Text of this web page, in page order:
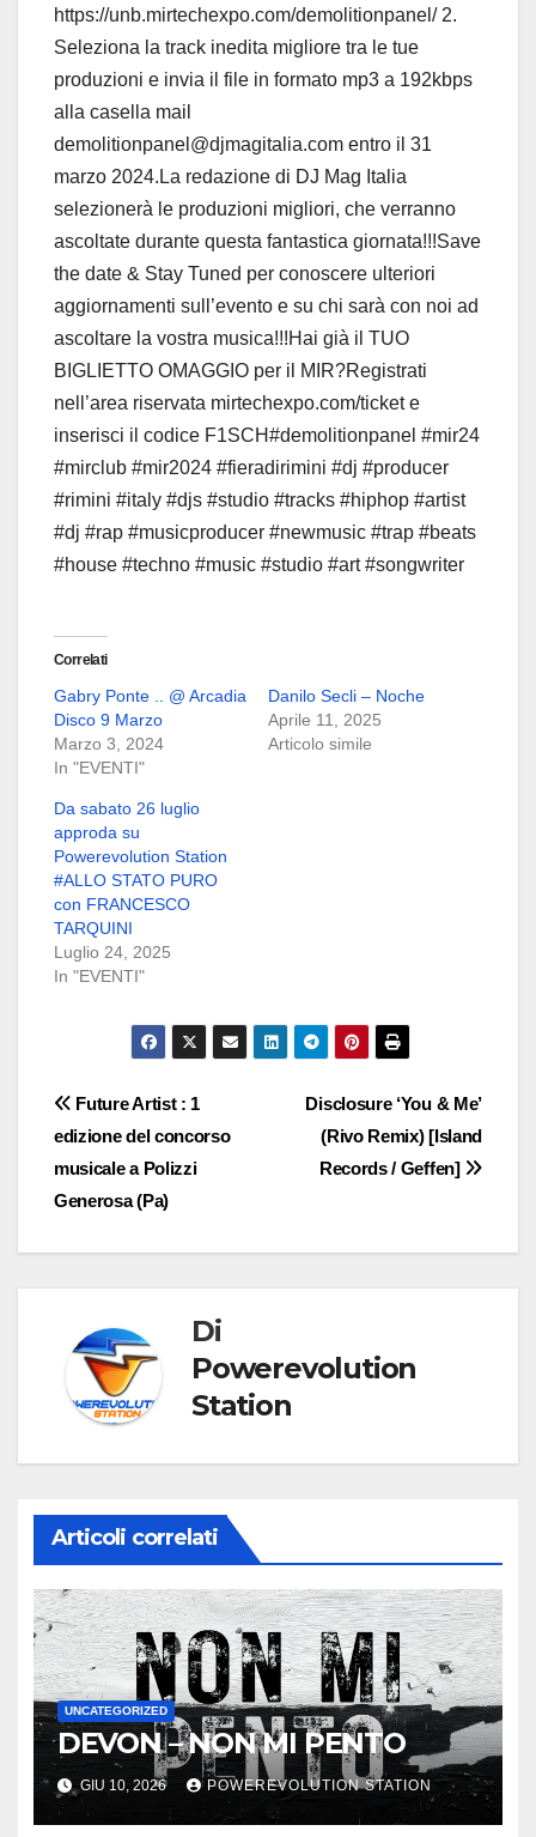
https://unb.mirtechexpo.com/demolitionpanel/ 2.
Seleziona la track inedita migliore tra le tue
produzioni e invia il file in formato mp3 a 192kbps
alla casella mail
demolitionpanel@djmagitalia.com entro il 31
marzo 2024.La redazione di DJ Mag Italia
selezionerà le produzioni migliori, che verranno
ascoltate durante questa fantastica giornata!!!Save
the date & Stay Tuned per conoscere ulteriori
aggiornamenti sull’evento e su chi sarà con noi ad
ascoltare la vostra musica!!!Hai già il TUO
BIGLIETTO OMAGGIO per il MIR?Registrati
nell’area riservata mirtechexpo.com/ticket e
inserisci il codice F1SCH#demolitionpanel #mir24
#mirclub #mir2024 #fieradirimini #dj #producer
#rimini #italy #djs #studio #tracks #hiphop #artist
#dj #rap #musicproducer #newmusic #trap #beats
#house #techno #music #studio #art #songwriter
Correlati
Gabry Ponte .. @ Arcadia
Disco 9 Marzo
Marzo 3, 2024
In "EVENTI"
Danilo Secli – Noche
Aprile 11, 2025
Articolo simile
Da sabato 26 luglio
approda su
Powerevolution Station
#ALLO STATO PURO
con FRANCESCO
TARQUINI
Luglio 24, 2025
In "EVENTI"
Navigazione
articoli
Disclosure ‘You & Me’
(Rivo Remix) [Island
Records / Geffen]
Future Artist : 1
edizione del concorso
musicale a Polizzi
Generosa (Pa)
Di
Powerevolution
Station
Articoli correlati
UNCATEGORIZED
DEVON – NON MI PENTO
GIU 10, 2026 POWEREVOLUTION STATION